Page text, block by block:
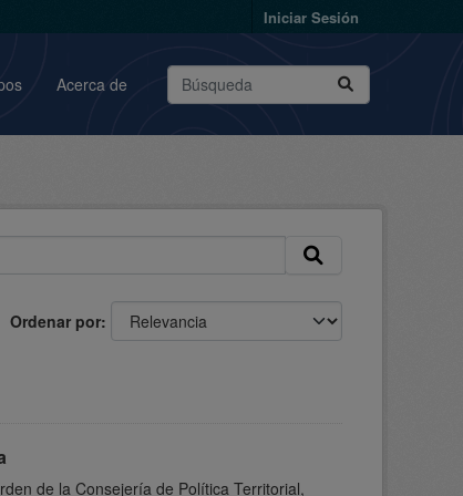
Iniciar Sesión
Acerca de
Ordenar por
de la Consejería de Política Territorial,